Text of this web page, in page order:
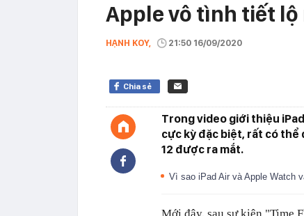
Apple vô tình tiết lộ
HẠNH KOY, 21:50 16/09/2020
Chia sẻ
Trong video giới thiệu
cực kỳ đặc biệt, rất có thể
12 được ra mắt.
Vì sao iPad Air và Apple Watch